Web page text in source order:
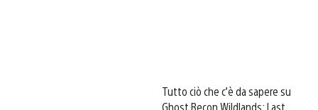
Tutto ciò che c’è da sapere su
Ghost Recon Wildlands: Last